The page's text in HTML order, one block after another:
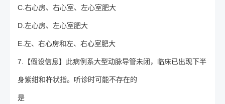
C.右心房、右心室、左心室肥大
D.左心房、左心室肥大
E.左、右心房和左、右心室肥大
7.【假设信息】此病例系大型动脉导管未闭，临床已出现下半
身紫绀和杵状指。听诊时可能不存在的
是